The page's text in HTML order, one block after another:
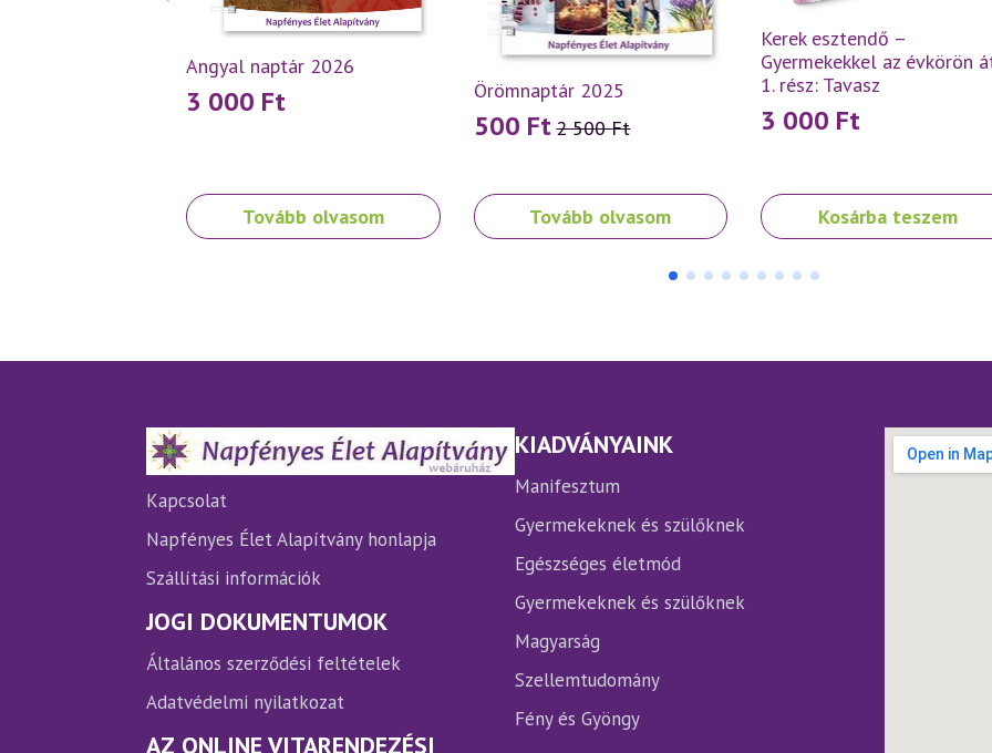
Angyal naptár 2026
3 000 Ft
Tovább olvasom
Örömnaptár 2025
2 500Ft
Original
was:
2
500 Ft
Current
is:
500 Ft.Tovább olvasom
Kerek esztendő –
Gyermekekkel az évkörön
1. rész: Tavasz
3 000 Ft
Kosárba teszem
Kapcsolat
Napfényes Élet Alapítvány honlapja
Szállítási információk
JOGI DOKUMENTUMOK
Általános szerződési feltételek
Adatvédelmi nyilatkozat
AZ ONLINE VITARENDEZÉSI
KIADVÁNYAINK
Manifesztum
Gyermekeknek és szülőknek
Egészséges életmód
Gyermekeknek és szülőknek
Magyarság
Szellemtudomány
Fény és Gyöngy